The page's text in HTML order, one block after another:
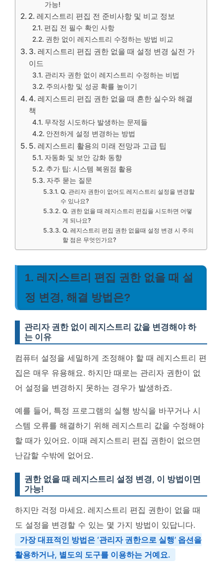
가능!
2. 레지스트리 편집 전 준비사항 및 비교 정보
편집 전 필수 확인 사항
권한 없이 레지스트리 수정하는 방법 비교
3. 레지스트리 편집 권한 없을 때 설정 변경 실전 가
이드
관리자 권한 없이 레지스트리 수정하는 비법
주의사항 및 성공 확률 높이기
4. 레지스트리 편집 권한 없을 때 흔한 실수와 해결
책
무작정 시도하다 발생하는 문제들
안전하게 설정 변경하는 방법
5. 레지스트리 활용의 미래 전망과 고급 팁
자동화 및 보안 강화 동향
추가 팁: 시스템 복원점 활용
자주 묻는 질문
Q. 관리자 권한이 없어도 레지스트리 설정을 변경할
수 있나요?
Q. 권한 없을 때 레지스트리 편집을 시도하면 어떻
게 되나요?
Q. 레지스트리 편집 권한 없을때 설정 변경 시 주의
할 점은 무엇인가요?
1. 레지스트리 편집 권한 없을 때 설
정 변경, 해결 방법은?
관리자 권한 없이 레지스트리 값을 변경해야 하
는 이유
컴퓨터 설정을 세밀하게 조정해야 할 때 레지스트리 편
집은 매우 유용해요. 하지만 때로는 관리자 권한이 없
어 설정을 변경하지 못하는 경우가 발생하죠.
예를 들어, 특정 프로그램의 실행 방식을 바꾸거나 시
스템 오류를 해결하기 위해 레지스트리 값을 수정해야
할 때가 있어요. 이때 레지스트리 편집 권한이 없으면
난감할 수밖에 없어요.
권한 없을 때 레지스트리 설정 변경, 이 방법이면
가능!
하지만 걱정 마세요. 레지스트리 편집 권한이 없을 때
도 설정을 변경할 수 있는 몇 가지 방법이 있답니다.
가장 대표적인 방법은 ‘관리자 권한으로 실행’ 옵션을
활용하거나, 별도의 도구를 이용하는 거예요.